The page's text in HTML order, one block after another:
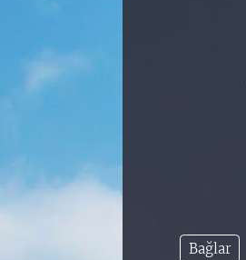
Bağlar
Haber Arşivi